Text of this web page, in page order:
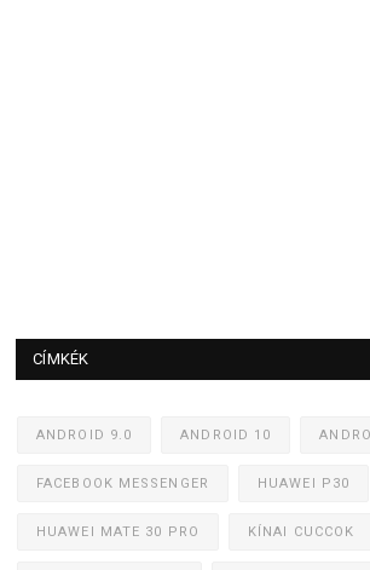
CÍMKÉK
ANDROID 9.0 ANDROID 10
FACEBOOK MESSENGER HUAWEI P30
HUAWEI MATE 30 PRO KÍNAI CUCCOK